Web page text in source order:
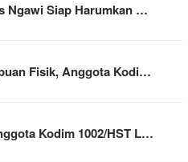
Ngawi Siap Harumkan …
Fisik, Anggota Kodi…
Kodim 1002/HST L…